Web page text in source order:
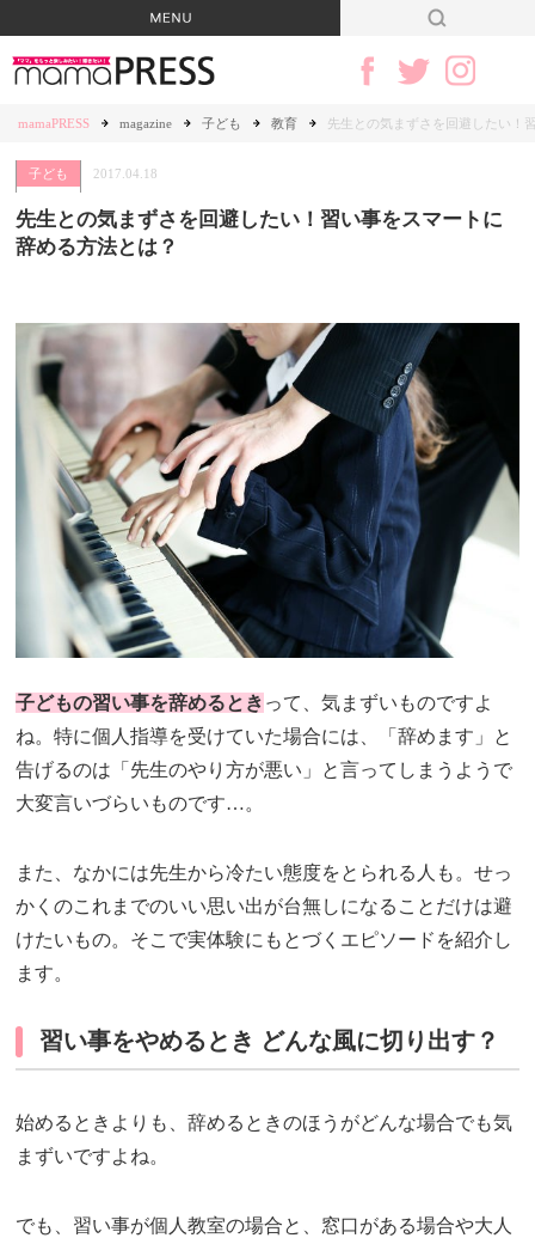
mamaPRESS magazine 子ども 教育 先生との気まずさを回避したい！
子ども 2017.04.18
先生との気まずさを回避したい！習い事をスマートに
辞める方法とは？
子どもの習い事を辞めるとき って、気まずいものですよ
ね。特に個人指導を受けていた場合には、「辞めます」と
告げるのは「先生のやり方が悪い」と言ってしまうようで
大変言いづらいものです…。
また、なかには先生から冷たい態度をとられる人も。せっ
かくのこれまでのいい思い出が台無しになることだけは避
けたいもの。そこで実体験にもとづくエピソードを紹介し
ます。
習い事をやめるとき どんな風に切り出す？
始めるときよりも、辞めるときのほうがどんな場合でも気
まずいですよね。
でも、習い事が個人教室の場合と、窓口がある場合や大人